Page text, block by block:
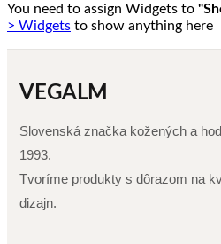
You need to assign Widgets to
> Widgets to show anything here
VEGALM
Slovenská značka kožených a
1993.
Tvoríme produkty s dôrazom na
dizajn.